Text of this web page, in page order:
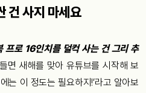
건 사지 마세요
로 16인치를 덜컥 사는 건 그리 추
면 새해를 맞아 유튜브를 시작해 보
는 이 정도는 필요하지!’라고 알아보